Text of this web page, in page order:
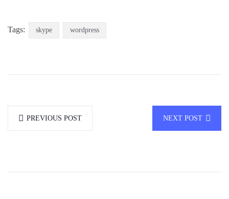
Tags: skype wordpress
PREVIOUS POST NEXT POST